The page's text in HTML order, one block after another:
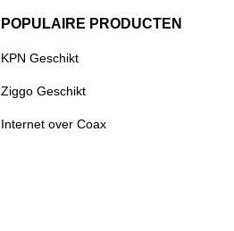
POPULAIRE PRODUCTEN
KPN Geschikt
Ziggo Geschikt
Internet over Coax